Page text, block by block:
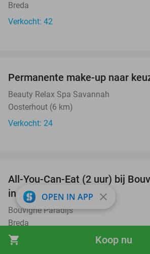
shopping_cart Koop nu
Breda
Verkocht: 42
Permanente make-up naar
Beauty Relax Spa Savannah
Oosterhout (6 km)
Verkocht: 24
All-You-Can-Eat (2 uur) bij
in hartje Breda
Bouvigne Paradijs
Breda
Verkocht: 243
OPEN IN APP close